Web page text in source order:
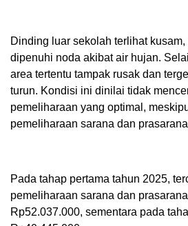
Dinding luar sekolah terlihat
dipenuhi noda akibat air hujan.
area tertentu tampak rusak dan
turun. Kondisi ini dinilai tidak
pemeliharaan yang optimal,
pemeliharaan sarana dan
Pada tahap pertama tahun 2025,
pemeliharaan sarana dan
Rp52.037.000, sementara pada